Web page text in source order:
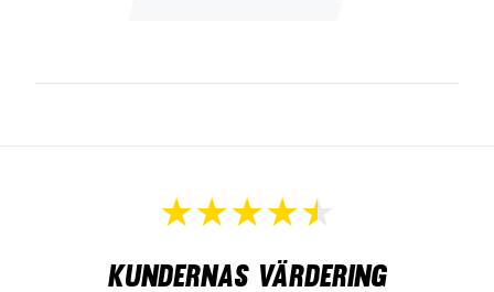
Kundernas värdering